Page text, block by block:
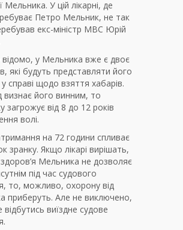
Мельника. У цій лікарні, де
Петро Мельник, не так
екс-міністр МВС Юрій
відомо, у Мельника вже є двоє
які будуть представляти його
у справі щодо взяття хабарів.
визнає його винним, то
загрожує від 8 до 12 років
волі.
на 72 години спливає
зранку. Якщо лікарі вирішать,
Мельника не дозволяє
під час судового
то, можливо, охорону від
приберуть. Але не виключено,
виїздне судове